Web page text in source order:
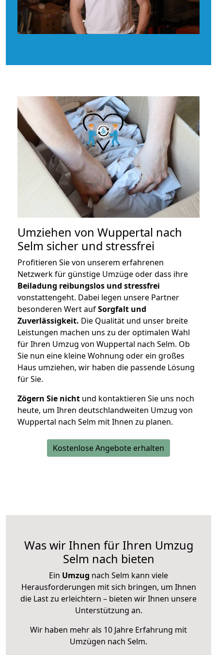
Umziehen von Wuppertal nach
Selm sicher und stressfrei
Profitieren Sie von unserem erfahrenen
Netzwerk für günstige Umzüge oder dass ihre
Beiladung reibungslos und stressfrei
vonstattengeht. Dabei legen unsere Partner
besonderen Wert aufSorgfalt und
Zuverlässigkeit. Die Qualität und unser breite
Leistungen machen uns zu der optimalen Wahl
für Ihren Umzug von Wuppertal nach Selm. Ob
Sie nun eine kleine Wohnung oder ein großes
Haus umziehen, wir haben die passende Lösung
für Sie.
Zögern Sie nicht und kontaktieren Sie uns noch
heute, um Ihren deutschlandweiten Umzug von
Wuppertal nach Selm mit Ihnen zu planen.
Kostenlose Angebote erhalten
Was wir Ihnen für Ihren Umzug
Selm nach bieten
Ein Umzug nach Selm kann viele
Herausforderungen mit sich bringen, um Ihnen
die Last zu erleichtern – bieten wir Ihnen unsere
Unterstützung an.
Wir haben mehr als 10 Jahre Erfahrung mit
Umzügen nach Selm.